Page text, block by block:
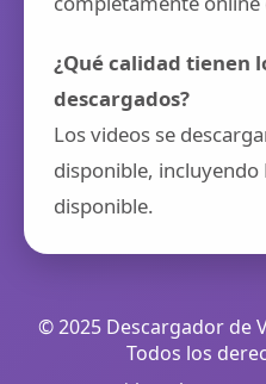
¿Qué calidad tienen
descargados?
Los videos se
disponible, incluyendo
disponible.
© 2025 Descargador de
Todos los